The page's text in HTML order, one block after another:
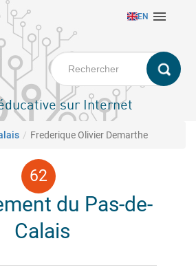
EN 
sur Internet
Frederique Olivier Demarthe
du Pas-de-
Calais